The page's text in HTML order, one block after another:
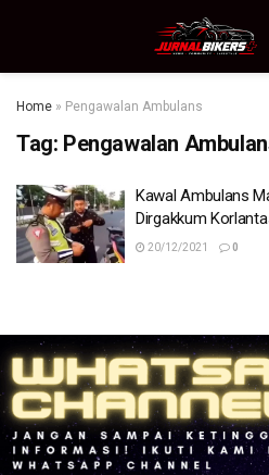
Home » Pengawalan Ambulans
Tag: Pengawalan
Kawal Ambulans
Dirgakkum
20/12/2021 0